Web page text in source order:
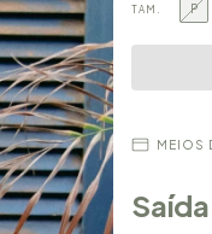
TAM. P
MEIOS